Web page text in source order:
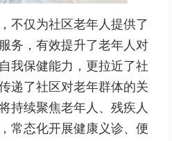
仅为社区老年人提供了
务，有效提升了老年人对
我保健能力，更拉近了社
递了社区对老年群体的关
持续聚焦老年人、残疾人
常态化开展健康义诊、便